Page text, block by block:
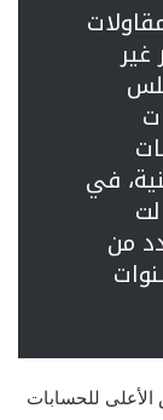
غير
في
من
للحسابات